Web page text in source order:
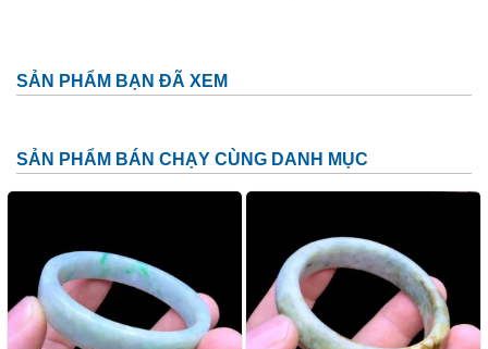
Phật Di Lặc dưới cây tùng, vác bao bố to phía sau
Với mỗi tạo hình, Phật Di Lặc sẽ mang lại ý nghĩa riêng
nhưng vẫn không thể tách rời những ý nghĩa chung nhất:
sức khỏe tài lộc, thịnh vượng, niềm vui, hạnh phúc, ấm no,
xua đuổi tà ma…
Đá Cẩm Thạch (Jadeite) là gì? Ý Nghĩa và Tác
SẢN PHẨM BẠN ĐÃ XEM
SẢN PHẨM BÁN CHẠY CÙNG DANH MỤC